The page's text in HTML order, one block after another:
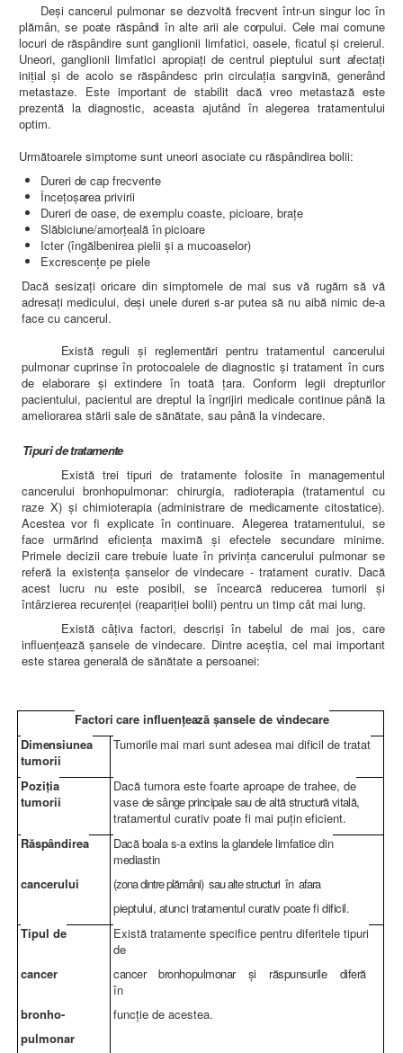
Deşi cancerul pulmonar se dezvoltă frecvent într-un singur loc în
plămân, se poate răspândi în alte arii ale corpului. Cele mai comune
locuri de răspândire sunt ganglionii limfatici, oasele, ficatul şi creierul.
Uneori, ganglionii limfatici apropiaţi de centrul pieptului sunt afectaţi
iniţial şi de acolo se răspândesc prin circulaţia sangvină, generând
metastaze. Este important de stabilit dacă vreo metastază este
prezentă la diagnostic, aceasta ajutând în alegerea tratamentului
optim.
Următoarele simptome sunt uneori asociate cu răspândirea bolii:
Dureri de cap frecvente
Înceţoşarea privirii
Dureri de oase, de exemplu coaste, picioare, braţe
Slăbiciune/amorţeală în picioare
Icter (îngălbenirea pielii şi a mucoaselor)
Excrescenţe pe piele
Dacă sesizaţi oricare din simptomele de mai sus vă rugăm să vă
adresaţi medicului, deşi unele dureri s-ar putea să nu aibă nimic de-a
face cu cancerul.
Există reguli şi reglementări pentru tratamentul cancerului
pulmonar cuprinse în protocoalele de diagnostic şi tratament în curs
de elaborare şi extindere în toată ţara. Conform legii drepturilor
pacientului, pacientul are dreptul la îngrijiri medicale continue până la
ameliorarea stării sale de sănătate, sau până la vindecare.
Tipuri de tratamente
Există trei tipuri de tratamente folosite în managementul
cancerului bronhopulmonar: chirurgia, radioterapia (tratamentul cu
raze X) şichimioterapia (administrare de medicamente citostatice).
Acestea vorfi explicate în continuare. Alegerea tratamentului, se
face urmărind eficienţa maximă şi efectele secundare minime.
Primele decizii care trebuie luate în privinţa cancerului pulmonar se
referă la existenţa şanselor de vindecare - tratament curativ. Dacă
acest lucru nu este posibil, se încearcă reducerea tumorii şi
întârzierea recurenţei (reapariţiei bolii) pentru un timp cât mai lung.
Există câţiva factori, descrişi în tabelul de mai jos, care
influenţează şansele de vindecare. Dintre aceştia, cel mai important
este starea generală de sănătate a persoanei:
Factori care influenţează şansele de vindecare
Dimensiunea
tumorii
Tumorile mai mari sunt adesea mai dificil de tratat
Poziţia
tumorii
Dacă tumora este foarte aproape de trahee, de
vase de sânge principale sau de altă structură vitală,
tratamentul curativ poate fi mai puţin eficient.
Răspândirea Dacă boala s-a extins la glandele limfatice din
mediastin
cancerului
(zona dintre plămâni) sau alte structuri în afara
pieptului, atunci tratamentul curativ poate fi dificil.
Tipul de
Există tratamente specifice pentru diferitele tipuri
de
cancer
cancer bronhopulmonar şi răspunsurile diferă
în
bronho-
funcţie de acestea.
pulmonar